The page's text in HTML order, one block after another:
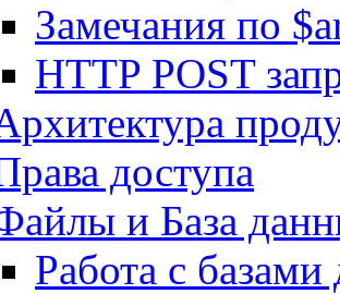
Замечания по
HTTP POST
доступа
и База
Работа с